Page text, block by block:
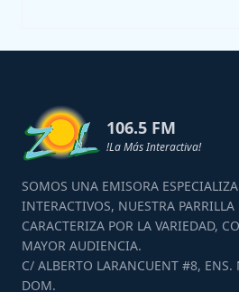
106.5 FM
!La Más Interactiva!
SOMOS UNA EMISORA
INTERACTIVOS, NUESTRA
CARACTERIZA POR LA VARIEDAD,
MAYOR AUDIENCIA.
C/ ALBERTO LARANCUENT #8, ENS.
DOM.